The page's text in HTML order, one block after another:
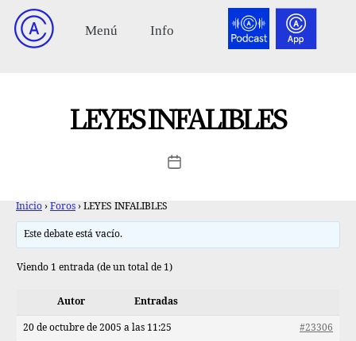
LEYES INFALIBLES
Inicio › Foros › LEYES INFALIBLES
Este debate está vacío.
Viendo 1 entrada (de un total de 1)
Autor Entradas
20 de octubre de 2005 a las 11:25 #23306